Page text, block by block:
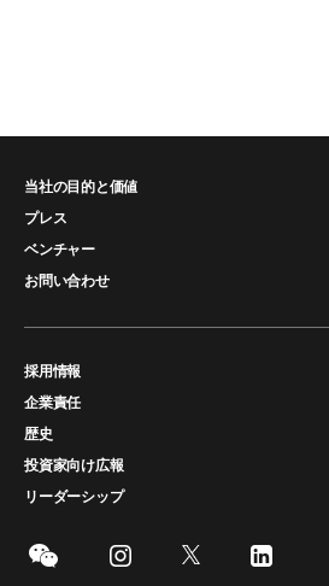
当社の目的と価値
プレス
ベンチャー
お問い合わせ
採用情報
企業責任
歴史
投資家向け広報
リーダーシップ